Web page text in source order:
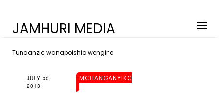
JAMHURI MEDIA
Tunaanzia wanapoishia wengine
JULY 30,
2013
MCHANGANYIKO